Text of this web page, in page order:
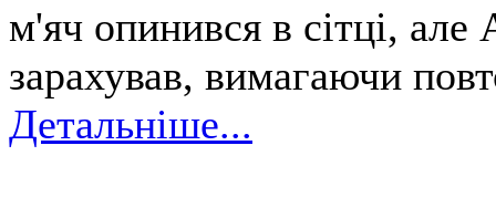
м'яч опинився в сітці,
зарахував, вимагаючи
Детальніше...